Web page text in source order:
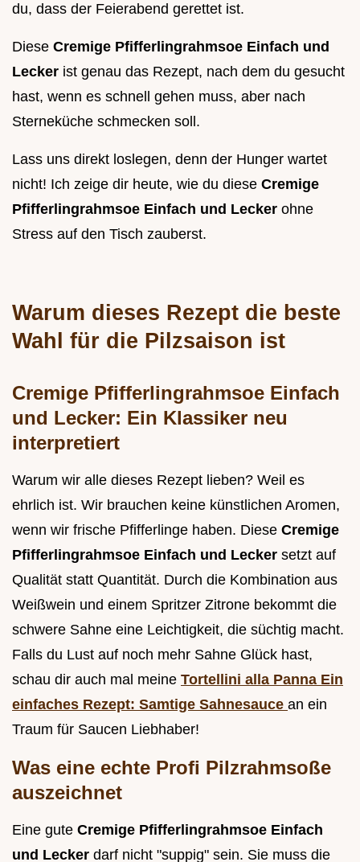
du, dass der Feierabend gerettet ist.
Diese Cremige Pfifferlingrahmsoe Einfach und
Lecker ist genau das Rezept, nach dem du gesucht
hast, wenn es schnell gehen muss, aber nach
Sterneküche schmecken soll.
Lass uns direkt loslegen, denn der Hunger wartet
nicht! Ich zeige dir heute, wie du diese Cremige
Pfifferlingrahmsoe Einfach und Lecker ohne
Stress auf den Tisch zauberst.
Warum dieses Rezept die beste
Wahl für die Pilzsaison ist
Cremige Pfifferlingrahmsoe Einfach
und Lecker: Ein Klassiker neu
interpretiert
Warum wir alle dieses Rezept lieben? Weil es
ehrlich ist. Wir brauchen keine künstlichen Aromen,
wenn wir frische Pfifferlinge haben. Diese Cremige
Pfifferlingrahmsoe Einfach und Lecker setzt auf
Qualität statt Quantität. Durch die Kombination aus
Weißwein und einem Spritzer Zitrone bekommt die
schwere Sahne eine Leichtigkeit, die süchtig macht.
Falls du Lust auf noch mehr Sahne Glück hast,
schau dir auch mal meine Tortellini alla Panna Ein
einfaches Rezept: Samtige Sahnesauce an ein
Traum für Saucen Liebhaber!
Was eine echte Profi Pilzrahmsoße
auszeichnet
Eine gute Cremige Pfifferlingrahmsoe Einfach
und Lecker darf nicht "suppig" sein. Sie muss die